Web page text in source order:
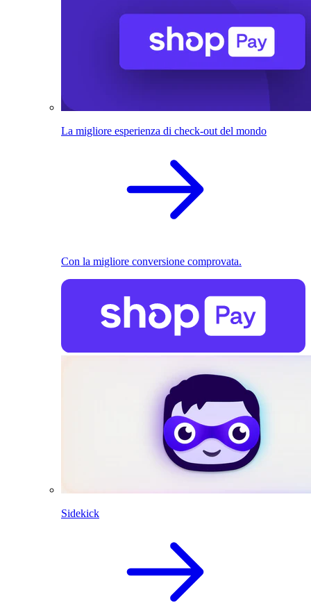
La migliore esperienza di check-out del mondo
Con la migliore conversione comprovata.
Sidekick